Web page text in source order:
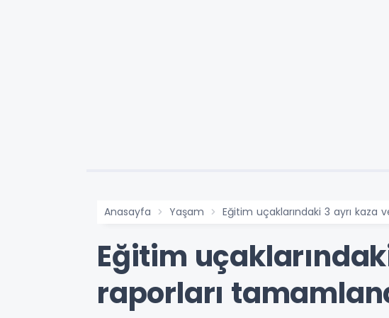
Anasayfa Yaşam Eğitim uçaklarındaki 3 ayrı kaza
Eğitim
raporları